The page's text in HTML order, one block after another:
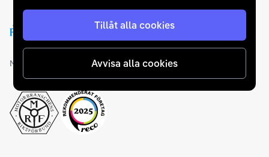
Tillåt alla cookies
Avvisa alla cookies
Medlemskap och utmärkelser